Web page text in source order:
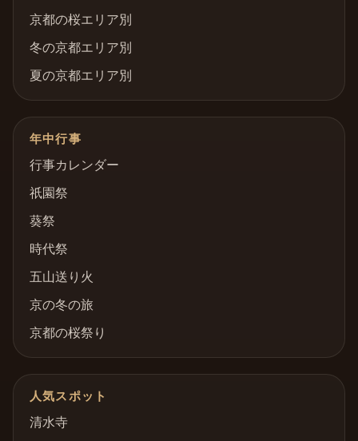
京都の桜エリア別
冬の京都エリア別
夏の京都エリア別
年中行事
行事カレンダー
祇園祭
葵祭
時代祭
五山送り火
京の冬の旅
京都の桜祭り
人気スポット
清水寺